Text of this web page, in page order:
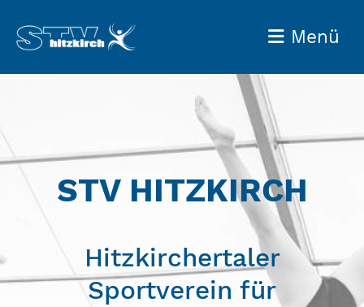
Menü
STV HITZKIRCH
Hitzkirchertaler
Sportverein für